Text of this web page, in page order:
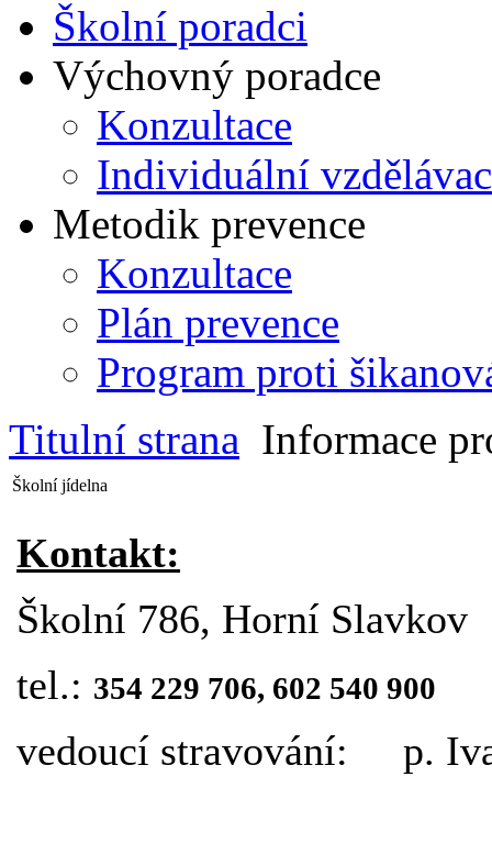
Školní poradci
Výchovný poradce
Konzultace
Individuální
Metodik prevence
Konzultace
Plán prevence
Program proti
Titulní strana Informace
Školní jídelna
Kontakt:
Školní 786, Horní Slavkov
tel.: 354 229 706, 602 540 900
vedoucí stravování: p.